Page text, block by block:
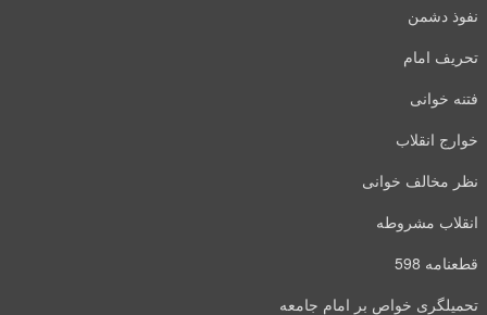
نفوذ دشمن
تحریف امام
فتنه خوانی
خوارج انقلاب
نظر مخالف خوانی
انقلاب مشروطه
قطعنامه 598
تحمیلگری خواص بر امام جامعه